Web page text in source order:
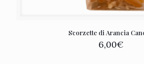
Scorzette di Arancia
6,00€